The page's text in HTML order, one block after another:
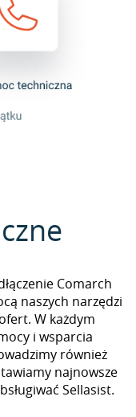
Comarch
naszych narzędzi
W każdym
i wsparcia
również
najnowsze
Sellasist.